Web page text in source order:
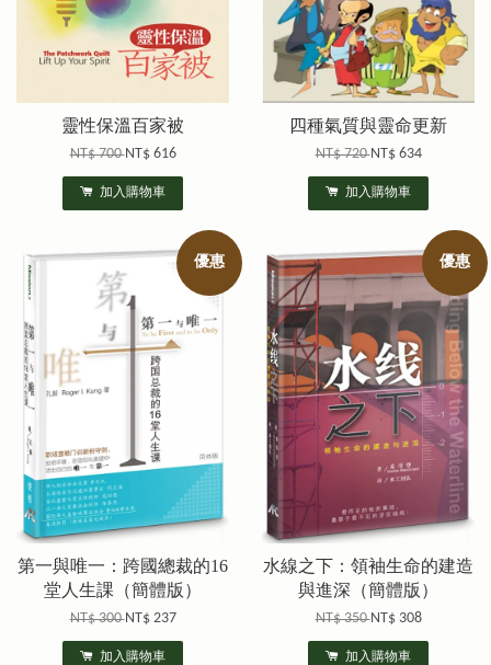
靈性保溫百家被
NT$ 700NT$ 616
加入購物車
四種氣質與靈命更新
NT$ 720NT$ 634
加入購物車
優惠
第一與唯一：跨國總裁的16
堂人生課（簡體版）
NT$ 300NT$ 237
加入購物車
優惠
水線之下：領袖生命的建造
與進深（簡體版）
NT$ 350NT$ 308
加入購物車